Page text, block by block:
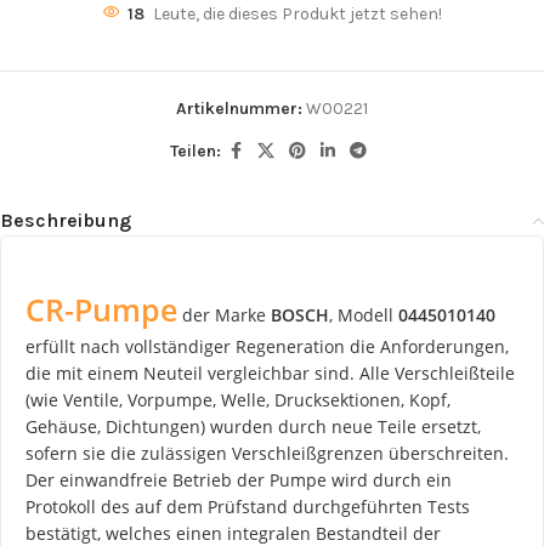
18 Leute, die dieses Produkt jetzt sehen!
Artikelnummer: W00221
Teilen:
Beschreibung
CR-Pumpe der Marke BOSCH, Modell 0445010140
erfüllt nach vollständiger Regeneration die Anforderungen,
die mit einem Neuteil vergleichbar sind. Alle Verschleißteile
(wie Ventile, Vorpumpe, Welle, Drucksektionen, Kopf,
Gehäuse, Dichtungen) wurden durch neue Teile ersetzt,
sofern sie die zulässigen Verschleißgrenzen überschreiten.
Der einwandfreie Betrieb der Pumpe wird durch ein
Protokoll des auf dem Prüfstand durchgeführten Tests
bestätigt, welches einen integralen Bestandteil der